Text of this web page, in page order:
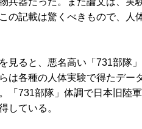
の記載は驚くべきもので、人
見ると、悪名高い「731部隊
は各種の人体実験で得たデー
「731部隊」体調で日本旧陸
している。